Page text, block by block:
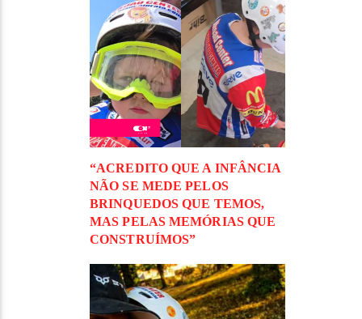
“ACREDITO QUE A INFÂNCIA
NÃO SE MEDE PELOS
BRINQUEDOS QUE TEMOS,
MAS PELAS MEMÓRIAS QUE
CONSTRUÍMOS”